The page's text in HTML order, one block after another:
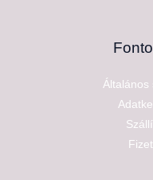
Általános